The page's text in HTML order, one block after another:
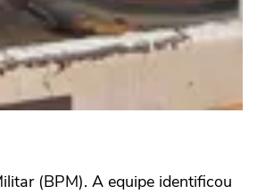
(BPM). A equipe identificou